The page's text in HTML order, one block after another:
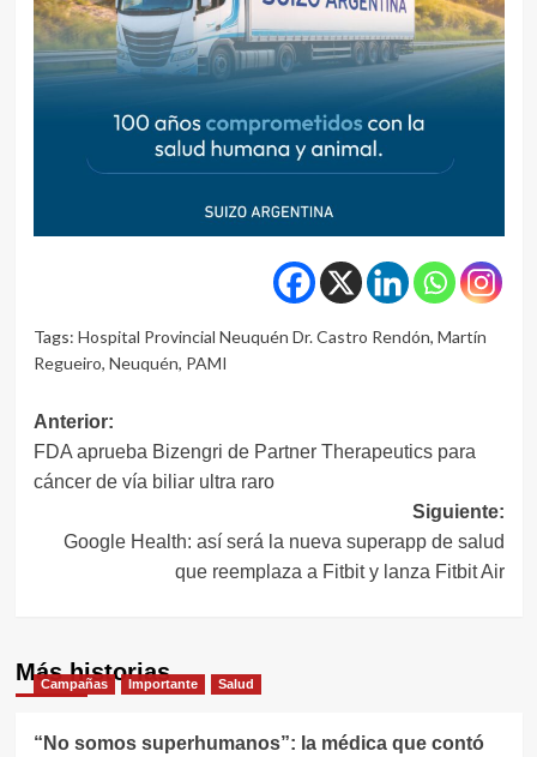
Tags: Hospital Provincial Neuquén Dr. Castro Rendón, Martín
Regueiro, Neuquén, PAMI
Navegación
de
Anterior:
FDA aprueba Bizengri de Partner Therapeutics para
cáncer de vía biliar ultra raro
Siguiente:
Google Health: así será la nueva superapp de salud
que reemplaza a Fitbit y lanza Fitbit Air
Más historias
Campañas Importante Salud
“No somos superhumanos”: la médica que contó